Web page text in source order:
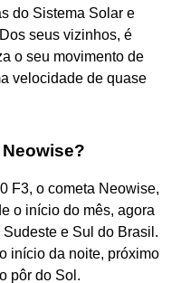
do Sistema Solar e
seus vizinhos, é
o seu movimento de
velocidade de quase
F3, o cometa Neowise,
o início do mês, agora
e Sul do Brasil.
início da noite, próximo
pôr do Sol.